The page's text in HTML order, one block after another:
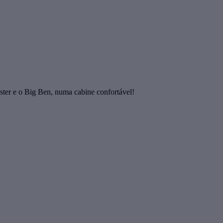
e o Big Ben, numa cabine confortável!